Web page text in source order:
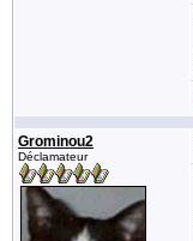
Grominou2
Déclamateur